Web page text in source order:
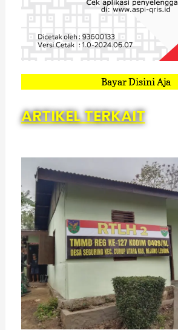
Bayar Disini Aja
ARTIKEL TERKAIT